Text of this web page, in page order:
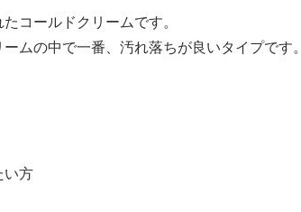
コールドクリームです。
ムの中で一番、汚れ落ちが良いタイプです。
い方